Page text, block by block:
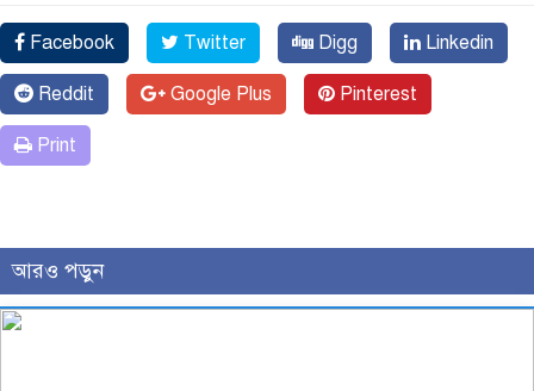
Facebook Twitter Digg Linkedin
Reddit Google Plus Pinterest
Print
আরও পড়ুন